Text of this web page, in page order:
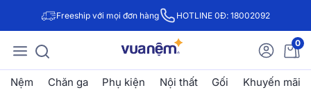
Freeship với mọi đơn hàng HOTLINE 0Đ: 18002092
0
Nệm Chăn ga Phụ kiện Nội thất Gối Khuyến mãi